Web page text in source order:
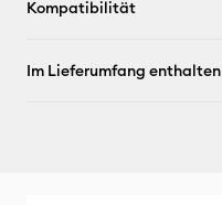
Kompatibilität
Im Lieferumfang enthalten